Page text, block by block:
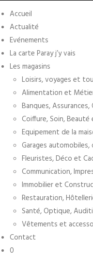
Accueil
Actualité
Evénements
La carte Paray j’y vais
Les magasins
Loisirs, voyages et
Alimentation et
Banques,
Coiffure, Soin,
Equipement de la
Garages automobiles,
Fleuristes, Déco et
Communication,
Immobilier et
Restauration,
Santé, Optique,
Vêtements et
Contact
0